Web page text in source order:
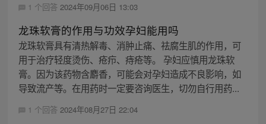
1 个回答 2024年09月06日 13:03
龙珠软膏的作用与功效孕妇能用吗
龙珠软膏具有清热解毒、消肿止痛、祛腐生肌的作用，可
用于治疗轻度烫伤、疮疖、痔疮等。 孕妇应慎用龙珠软
膏。因为该药物含麝香，可能会对孕妇造成不良影响，如
导致流产等。在用药时一定要咨询医生，切勿自行用药...
1 个回答 2024年08月27日 22:04